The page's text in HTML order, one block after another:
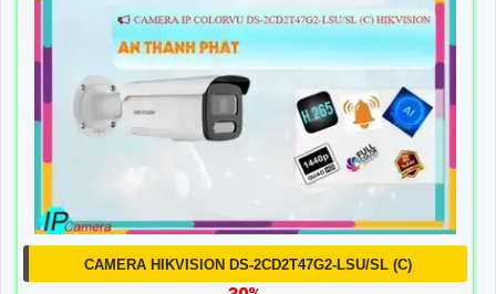
CAMERA HIKVISION DS-2CD2T47G2-LSU/SL (C)